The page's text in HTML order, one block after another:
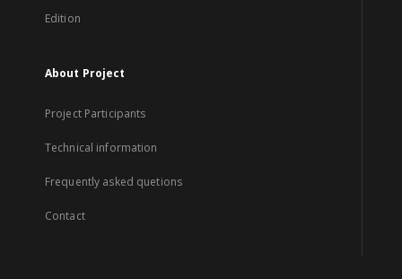
Edition
About Project
Project Participants
Technical information
Frequently asked quetions
Contact